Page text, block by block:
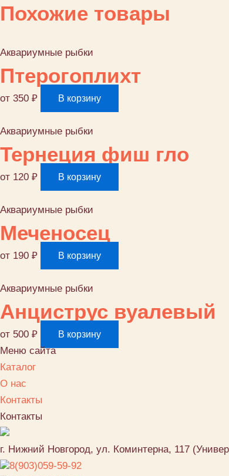
каска
Похожие товары
Аквариумные рыбки
Птерогоплихт
от 350 ₽ В корзину
Аквариумные рыбки
Тернеция фиш гло
от 120 ₽ В корзину
Аквариумные рыбки
Меченосец
от 190 ₽ В корзину
Аквариумные рыбки
Анциструс вуалевый
от 500 ₽ В корзину
Меню сайта
Каталог
О нас
Контакты
Контакты
г. Нижний Новгород, ул. Коминтерна, 117
8(903)059-59-92